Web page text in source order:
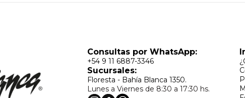
Consultas por WhatsApp:
+54 9 11 6887-3346
Sucursales:
Floresta - Bahía Blanca 1350.
Lunes a Viernes de 8:30 a 17:30 hs.